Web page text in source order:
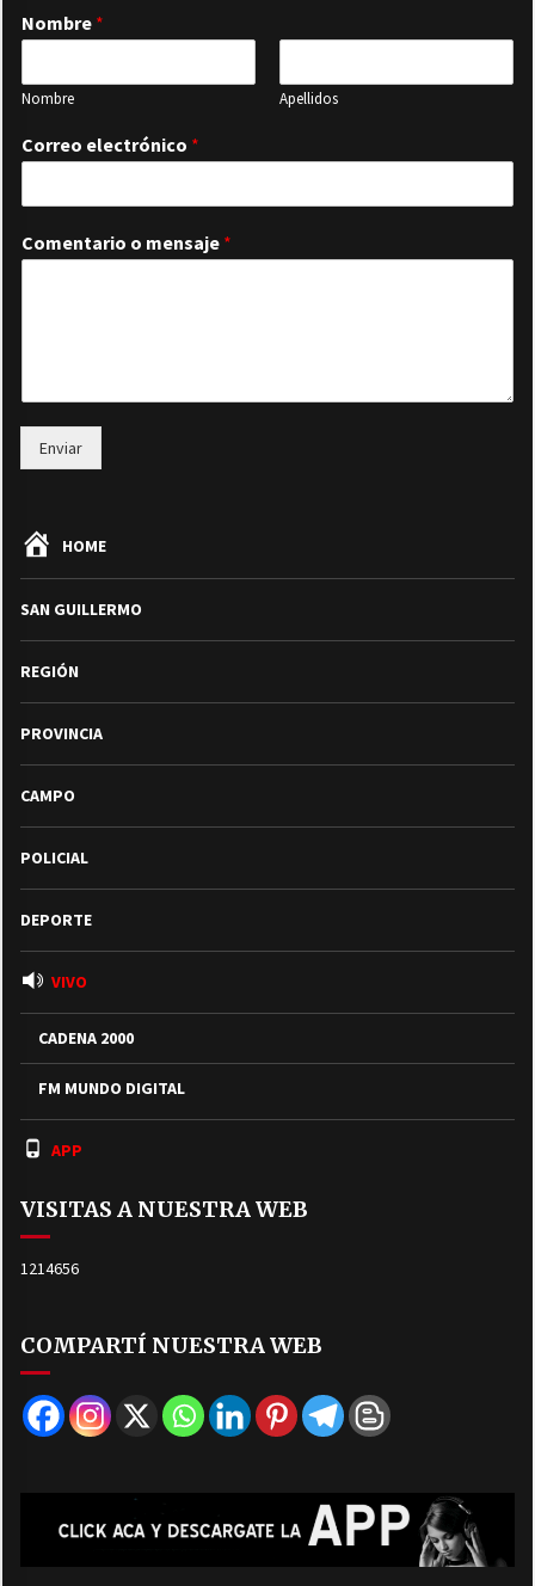
Nombre *
Nombre Apellidos
Correo electrónico *
Comentario o mensaje *
Enviar
HOME
SAN GUILLERMO
REGIÓN
PROVINCIA
CAMPO
POLICIAL
DEPORTE
VIVO
CADENA 2000
FM MUNDO DIGITAL
APP
VISITAS A NUESTRA WEB
1214656
COMPARTÍ NUESTRA WEB